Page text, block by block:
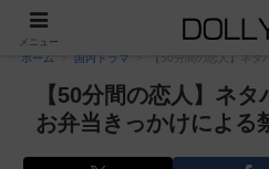
PR
ホーム 国内ドラマ 【50分間の恋人】ネ
【50分間の恋人】ネタ
お弁当きっかけによる
メニュー